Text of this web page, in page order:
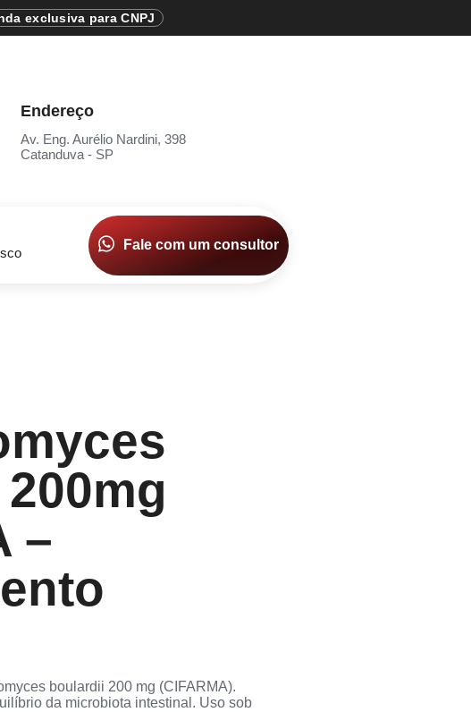
exclusiva para CNPJ
Endereço
Av. Eng. Aurélio Nardini, 398
Catanduva - SP
Fale com um consultor
–
boulardii 200 mg (CIFARMA).
da microbiota intestinal. Uso sob